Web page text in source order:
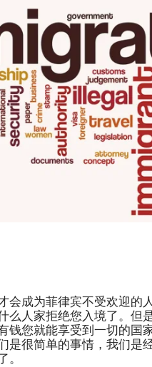
成为菲律宾不受欢迎的
么人家拒绝您入境了。但
您就能享受到一切的国
是很简单的事情，我们是